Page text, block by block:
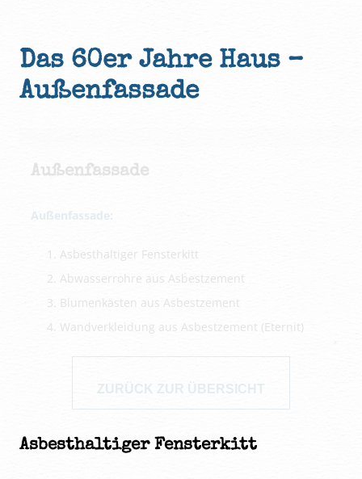
Das 60er Jahre Haus –
Außenfassade
Außenfassade
Außenfassade:
Asbesthaltiger Fensterkitt
Abwasserrohre aus Asbestzement
Blumenkästen aus Asbestzement
Wandverkleidung aus Asbestzement (Eternit)
ZURÜCK ZUR ÜBERSICHT
Asbesthaltiger Fensterkitt